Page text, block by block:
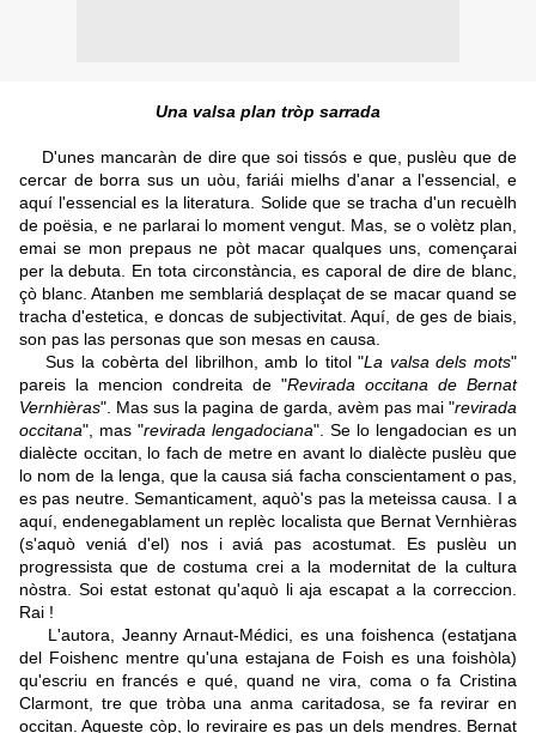
Una valsa plan tròp sarrada
D'unes mancaràn de dire que soi tissós e que, puslèu que de
cercar de borra sus un uòu, fariái mielhs d'anar a l'essencial, e
aquí l'essencial es la literatura. Solide que se tracha d'un recuèlh
de poësia, e ne parlarai lo moment vengut. Mas, se o volètz plan,
emai se mon prepaus ne pòt macar qualques uns, començarai
per la debuta. En tota circonstància, es caporal de dire de blanc,
çò blanc. Atanben me semblariá desplaçat de se macar quand se
tracha d'estetica, e doncas de subjectivitat. Aquí, de ges de biais,
son pas las personas que son mesas en causa.
Sus la cobèrta del librilhon, amb lo titol "La valsa dels mots"
pareis la mencion condreita de "Revirada occitana de Bernat
Vernhièras". Mas sus la pagina de garda, avèm pas mai "revirada
occitana", mas "revirada lengadociana". Se lo lengadocian es un
dialècte occitan, lo fach de metre en avant lo dialècte puslèu que
lo nom de la lenga, que la causa siá facha conscientament o pas,
es pas neutre. Semanticament, aquò's pas la meteissa causa. I a
aquí, endenegablament un replèc localista que Bernat Vernhièras
(s'aquò veniá d'el) nos i aviá pas acostumat. Es puslèu un
progressista que de costuma crei a la modernitat de la cultura
nòstra. Soi estat estonat qu'aquò li aja escapat a la correccion.
Rai !
L'autora, Jeanny Arnaut-Médici, es una foishenca (estatjana
del Foishenc mentre qu'una estajana de Foish es una foishòla)
qu'escriu en francés e qué, quand ne vira, coma o fa Cristina
Clarmont, tre que tròba una anma caritadosa, se fa revirar en
occitan. Aqueste còp, lo reviraire es pas un dels mendres. Bernat